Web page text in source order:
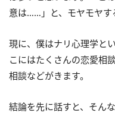
意は……」と、モヤモヤす
現に、僕はナリ心理学と
こにはたくさんの恋愛相
相談などがきます。
結論を先に話すと、そん